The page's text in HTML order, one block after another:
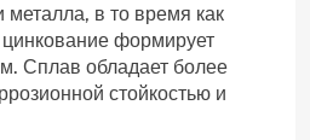
металла, в то время как
формирует
Сплав обладает более
стойкостью и